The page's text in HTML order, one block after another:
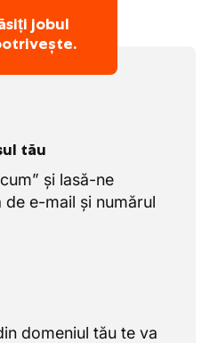
jobul
tău
și lasă-ne
de e-mail și numărul
domeniul tău te va